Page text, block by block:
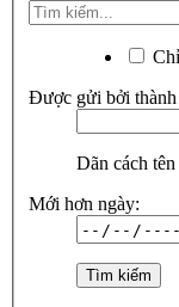
Được gửi bởi thành
Dãn cách
Mới hơn ngày: